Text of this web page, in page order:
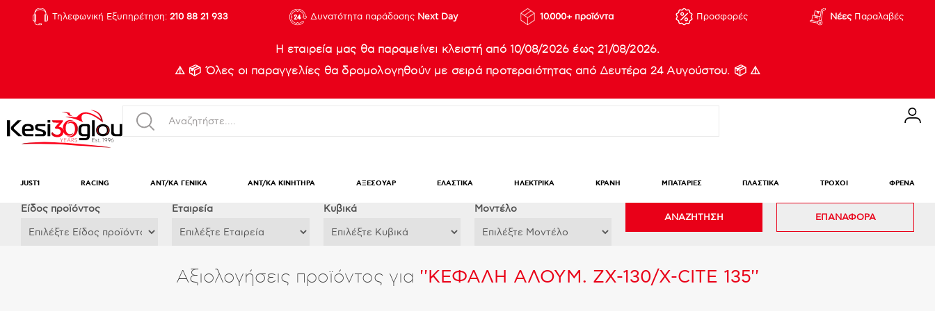
Τηλεφωνική Εξυπηρέτηση: 210 88 21 933 Δυνατότητα παράδοσης Next Day 10.000+ προϊόντα Προσφορές ΝέεςΠαραλαβές
Η εταιρεία μας θα παραμείνει κλειστή από 10/08/2026 έως 21/08/2026.
⚠️ 📦 Όλες οι παραγγελίες θα δρομολογηθούν με σειρά προτεραιότητας από Δευτέρα 24 Αυγούστου. 📦 ⚠️
JUST1 RACING ΑΝΤ/ΚΑ ΓΕΝΙΚΑ ΑΝΤ/ΚΑ ΚΙΝΗΤΗΡΑ ΑΞΕΣΟΥΑΡ ΕΛΑΣΤΙΚΑ ΗΛΕΚΤΡΙΚΑ ΚΡΑΝΗ ΜΠΑΤΑΡΙΕΣ ΠΛΑΣΤΙΚΑ ΤΡΟΧΟΙ ΦΡΕΝΑ
Eίδος προϊόντος Εταιρεία Κυβικά Μοντέλο
ΑΝΑΖΗΤΗΣΗ ΕΠΑΝΑΦΟΡΑ
Αξιολογήσεις προϊόντος για ΚΕΦΑΛΗ ΑΛΟΥΜ. ZX-130/X-CITE 135